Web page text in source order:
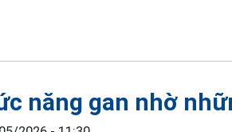
năng gan nhờ